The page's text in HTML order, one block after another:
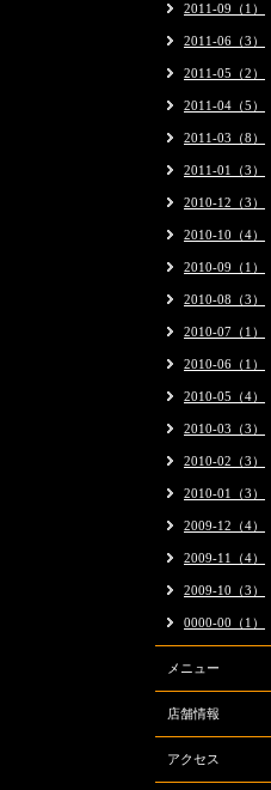
2011-09（1）
2011-06（3）
2011-05（2）
2011-04（5）
2011-03（8）
2011-01（3）
2010-12（3）
2010-10（4）
2010-09（1）
2010-08（3）
2010-07（1）
2010-06（1）
2010-05（4）
2010-03（3）
2010-02（3）
2010-01（3）
2009-12（4）
2009-11（4）
2009-10（3）
0000-00（1）
メニュー
店舗情報
アクセス